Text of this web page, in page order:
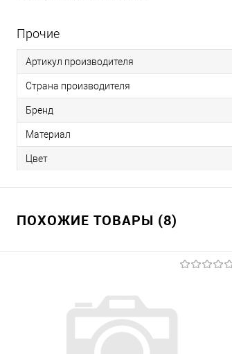
Прочие
Артикул производителя
Страна производителя
Бренд
Материал
Цвет
ПОХОЖИЕ ТОВАРЫ (8)